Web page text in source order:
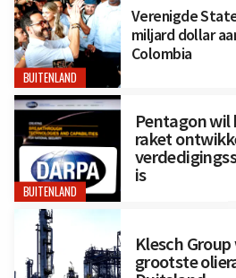
BUITENLAND
Verenigde
miljard dollar
Colombia
BUITENLAND
Pentagon wil
raket
is
Klesch
grootste